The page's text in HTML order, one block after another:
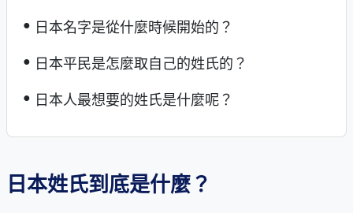
日本名字是從什麼時候開始的？
日本平民是怎麼取自己的姓氏的？
日本人最想要的姓氏是什麼呢？
日本姓氏到底是什麼？